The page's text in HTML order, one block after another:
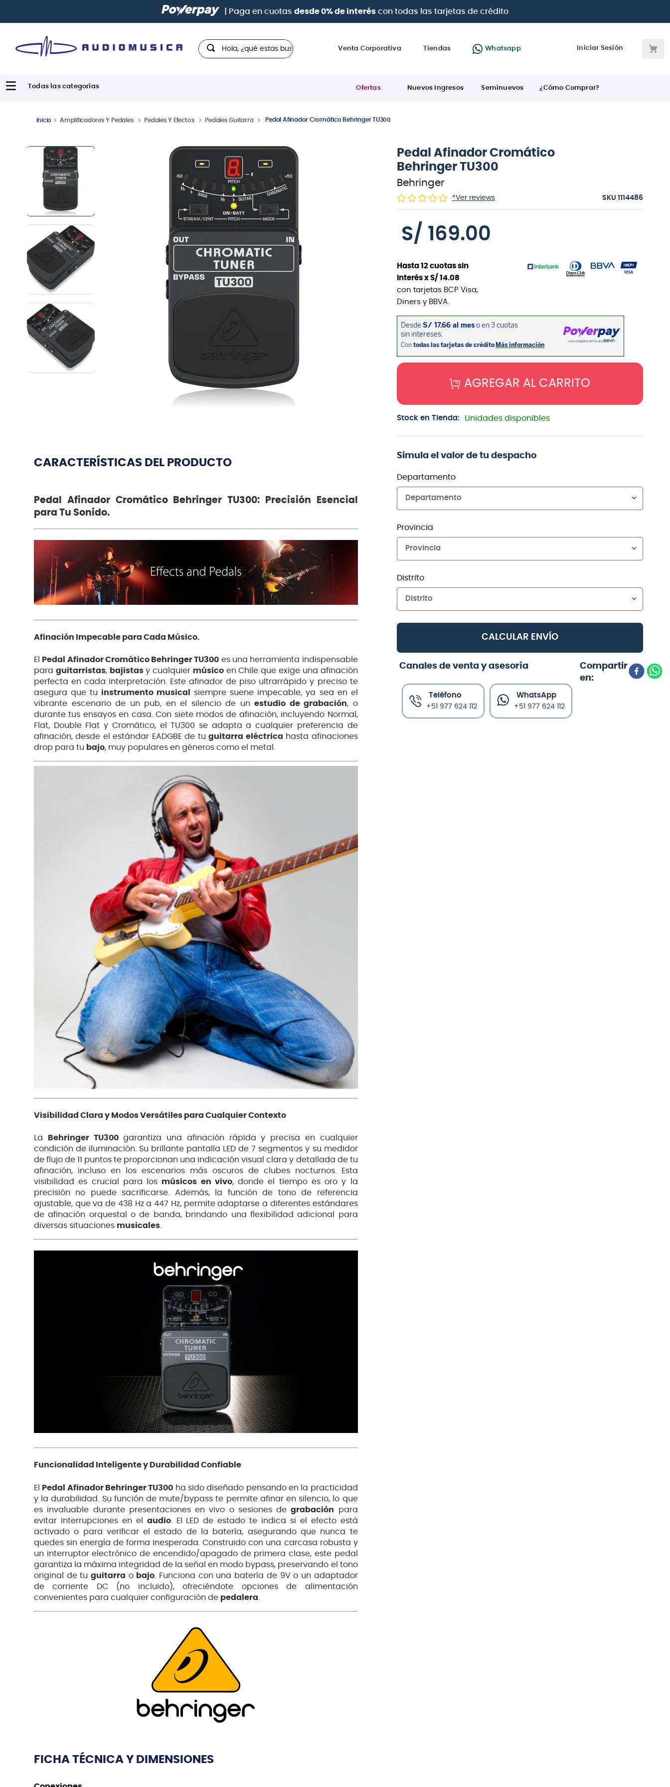
Paga conhasta 12 cuotas sin intereses
Hola, ¿qué estas buscando?
Venta Corporativa Tiendas Whatsapp Iniciar Sesión
Ofertas Nuevos Ingresos Seminuevos ¿Cómo Comprar?
Amplificadores Y Pedales Pedales Y Efectos Pedales Guitarra Pedal Afinador Cromático Behringer TU300
CARACTERÍSTICAS DEL PRODUCTO
Pedal Afinador Cromático Behringer TU300: Precisión Esencial
para Tu Sonido.
Afinación Impecable para Cada Músico.
El Pedal Afinador Cromático Behringer TU300 es una herramienta indispensable
para guitarristas, bajistasy cualquier músicoen Chile que exige una afinación
perfecta en cada interpretación.
Este afinador de piso ultrarrápido y preciso te
asegura que tu instrumento musical
siempre suene impecable, ya sea en el
vibrante escenario de un pub, en el silencio de unestudio de grabación, o
durante tus ensayos en casa.Con siete modos de afinación, incluyendo Normal,
Flat, Double Flat y Cromático, el TU300 se adapta a cualquier preferencia de
afinación, desde el estándar EADGBE de tuguitarra eléctrica hasta afinaciones
drop para tu bajo, muy populares en géneros como el metal.
Visibilidad Clara y Modos Versátiles para Cualquier Contexto
La Behringer TU300garantiza una afinación rápida y precisa en cualquier
condición de iluminación. Su brillante pantalla LED de 7 segmentos y su medidor
de flujo de 11 puntos te proporcionan una indicación visual clara y detallada de tu
afinación, incluso en los escenarios más oscuros de clubes nocturnos. Esta
visibilidad es crucial para los músicos en vivo, donde el tiempo es oro y la
precisión no puede sacrificarse. Además, la función de tono de referencia
ajustable, que va de 438 Hz a 447 Hz, permite adaptarse a diferentes estándares
de afinación orquestal o de banda, brindando una flexibilidad adicional para
diversas situaciones musicales
Funcionalidad Inteligente y Durabilidad Confiable
El Pedal Afinador Behringer TU300 ha sido diseñado pensando en la practicidad
y la durabilidad. Su función de mute/bypass te permite afinar en silencio, lo que
es invaluable durante presentaciones en vivo o sesiones degrabación para
evitar interrupciones en el audio.
El LED de estado te indica si el efecto está
activado o para verificar el estado de la batería, asegurando que nunca te
quedes sin energía de forma inesperada. Construido con una carcasa robusta y
un interruptor electrónico de encendido/apagado de primera clase, este pedal
garantiza la máxima integridad de la señal en modo bypass, preservando el tono
original de tuguitarra o bajo
Funciona con una batería de 9V o un adaptador
de corriente DC (no incluido), ofreciéndote opciones de alimentación
convenientes para cualquier configuración de pedalera
FICHA TÉCNICA Y DIMENSIONES
Pedal Afinador Cromático
Behringer TU300
Behringer
*Ver reviews :1114486
S/ 169.00
Hasta 12cuotas sin
interés x S/ 14.08
con tarjetas BCP Visa,
Diners y BBVA.
AGREGAR AL CARRITO
Stock en Tienda: Unidades disponibles
Simula el valor de tu despacho
Departamento
Departamento
Provincia
Provincia
Distrito
Distrito
CALCULAR ENVÍO
Canales de venta y asesoría
Teléfono
+51 977 624 112
WhatsApp
+51 977 624 112